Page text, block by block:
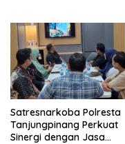
Satresnarkoba Polresta
Tanjungpinang Perkuat
Sinergi dengan Jasa